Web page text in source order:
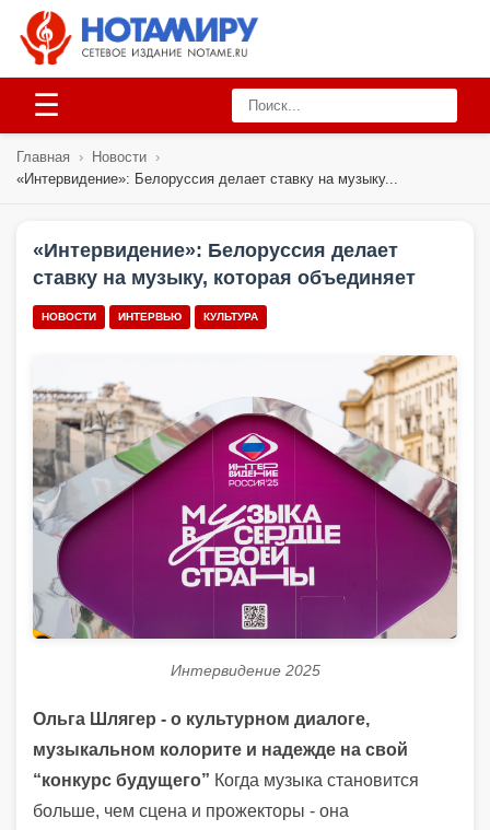
☰
Главная › Новости ›
«Интервидение»: Белоруссия делает ставку на музыку...
«Интервидение»: Белоруссия делает
ставку на музыку, которая объединяет
НОВОСТИ ИНТЕРВЬЮ КУЛЬТУРА
Интервидение 2025
Ольга Шлягер - о культурном диалоге,
музыкальном колорите и надежде на свой
“конкурс будущего” Когда музыка становится
больше, чем сцена и прожекторы - она